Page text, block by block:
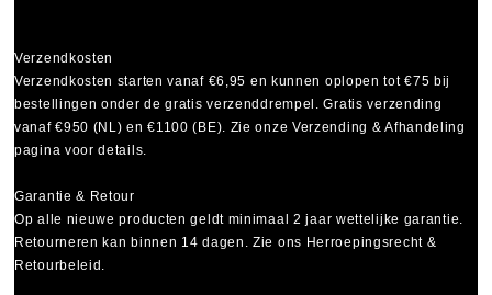
Verzendkosten
Verzendkosten starten vanaf €6,95 en kunnen oplopen tot€75 bij
bestellingen onder de gratis verzenddrempel. Gratis verzending
vanaf €950 (NL) en €1100 (BE). Zie onze Verzending & Afhandeling
pagina voor details.
Garantie & Retour
Op alle nieuwe producten geldt minimaal2 jaar wettelijke garantie.
Retourneren kan binnen 14 dagen. Zie ons Herroepingsrecht &
Retourbeleid.